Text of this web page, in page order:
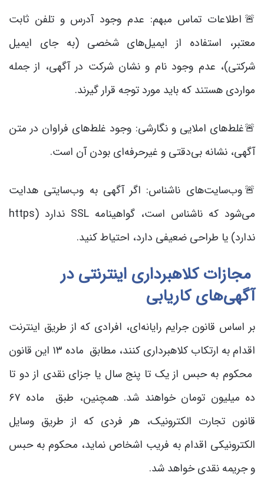
🚨اطلاعات تماس مبهم: عدم وجود آدرس و تلفن ثابت
معتبر، استفاده از ایمیل‌های شخصی (به جای ایمیل
شرکتی)، عدم وجود نام و نشان شرکت در آگهی، از جمله
مواردی هستند که باید مورد توجه قرار گیرند.
🚨غلط‌های املایی و نگارشی: وجود غلط‌های فراوان در متن
آگهی، نشانه بی‌دقتی و غیرحرفه‌ای بودن آن است.
🚨وب‌سایت‌های ناشناس: اگر آگهی به وب‌سایتی هدایت
می‌شود که ناشناس است، گواهینامه SSL ندارد (https
ندارد) یا طراحی ضعیفی دارد، احتیاط کنید.
مجازات کلاهبرداری اینترنتی در
آگهی‌های کاریابی
بر اساس قانون جرایم رایانه‌ای، افرادی که از طریق اینترنت
اقدام به ارتکاب کلاهبرداری کنند، مطابق ماده ۱۳ این قانون
محکوم به حبس از یک تا پنج سال یا جزای نقدی از دو تا
ده میلیون تومان خواهند شد. همچنین، طبق ماده ۶۷
قانون تجارت الکترونیک، هر فردی که از طریق وسایل
الکترونیکی اقدام به فریب اشخاص نماید، محکوم به حبس
و جریمه نقدی خواهد شد.